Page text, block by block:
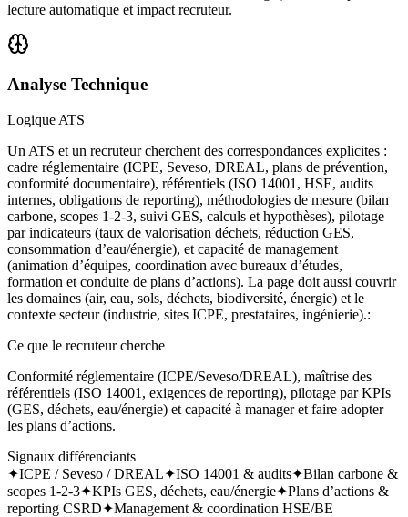
lecture automatique et impact recruteur.
Analyse Technique
Logique ATS
Un ATS et un recruteur cherchent des correspondances explicites :
cadre réglementaire (ICPE, Seveso, DREAL, plans de prévention,
conformité documentaire), référentiels (ISO 14001, HSE, audits
internes, obligations de reporting), méthodologies de mesure (bilan
carbone, scopes 1-2-3, suivi GES, calculs et hypothèses), pilotage
par indicateurs (taux de valorisation déchets, réduction GES,
consommation d’eau/énergie), et capacité de management
(animation d’équipes, coordination avec bureaux d’études,
formation et conduite de plans d’actions). La page doit aussi couvrir
les domaines (air, eau, sols, déchets, biodiversité, énergie) et le
contexte secteur (industrie, sites ICPE, prestataires, ingénierie).:
Ce que le recruteur cherche
Conformité réglementaire (ICPE/Seveso/DREAL), maîtrise des
référentiels (ISO 14001, exigences de reporting), pilotage par KPIs
(GES, déchets, eau/énergie) et capacité à manager et faire adopter
les plans d’actions.
Signaux différenciants
✦ICPE / Seveso / DREAL✦ISO 14001 & audits✦Bilan carbone &
scopes 1-2-3✦KPIs GES, déchets, eau/énergie✦Plans d’actions &
reporting CSRD✦Management & coordination HSE/BE